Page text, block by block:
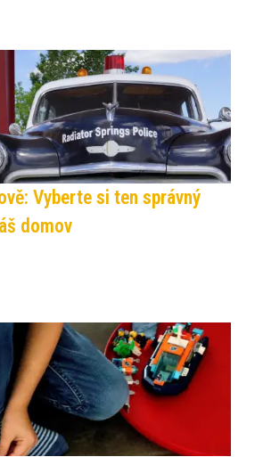
Vyberte si ten správný
domov